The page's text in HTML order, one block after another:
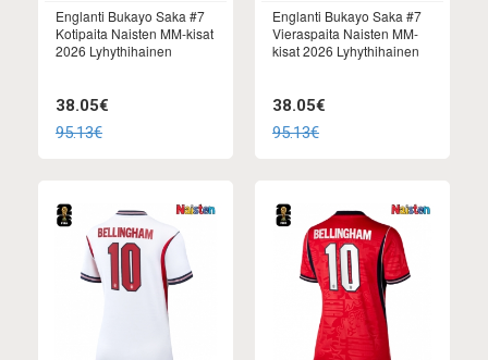
Englanti Bukayo Saka #7
Kotipaita Naisten MM-kisat
2026 Lyhythihainen
38.05€
95.13€
Englanti Bukayo Saka #7
Vieraspaita Naisten MM-
kisat 2026 Lyhythihainen
38.05€
95.13€